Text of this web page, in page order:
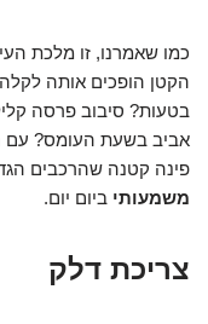
כמו שאמרנו, זו מלכת
הקטן הופכים אותה
בטעות? סיבוב פרסה
אביב בשעת העומס? עם
פינה קטנה שהרכבים
משמעותי ביום יום.
צריכת דלק